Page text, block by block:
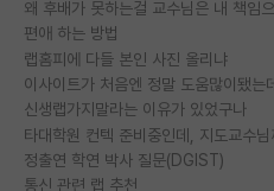
편애 하는 방법
랩홈피에 다들 본인 사진 올리냐
이사이트가 처음엔 정말 도움많이됐는데
신생랩가지말라는 이유가 있었구나
정출연 학연 박사 질문(DGIST)
통신 관련 랩 추천